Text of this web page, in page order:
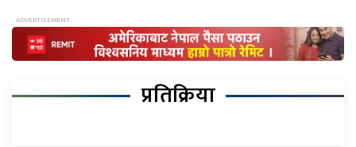
प्रतिक्रिया